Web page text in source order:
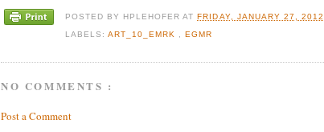
POSTED BY HPLEHOFERATFRIDAY, JANUARY 27, 2012
LABELS:ART_10_EMRK ,EGMR
NO COMMENTS :
Post a Comment